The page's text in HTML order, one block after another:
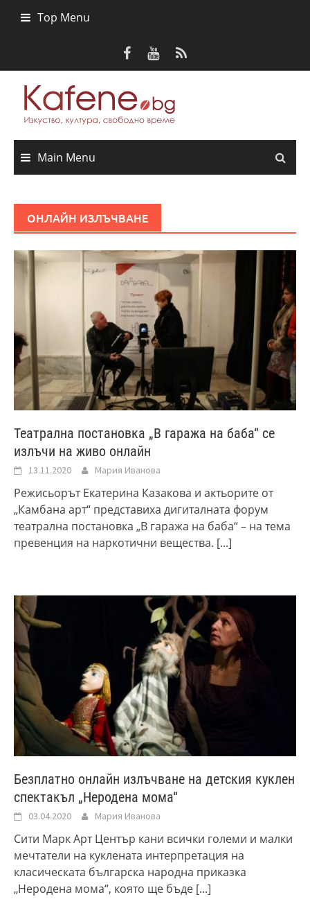
Top Menu
Main Menu
ОНЛАЙН ИЗЛЪЧВАНЕ
Театрална постановка „В гаража на баба“ се
излъчи на живо онлайн
13.11.2020 Мария Иванова
Режисьорът Екатерина Казакова и актьорите от
„Камбана арт“ представиха дигиталната форум
театрална постановка „В гаража на баба“ – на тема
превенция на наркотични вещества. [...]
Безплатно онлайн излъчване на детския куклен
спектакъл „Неродена мома“
03.04.2020 Мария Иванова
Сити Марк Арт Център кани всички големи и малки
мечтатели на куклената интерпретация на
класическата българска народна приказка
„Неродена мома“, която ще бъде [...]